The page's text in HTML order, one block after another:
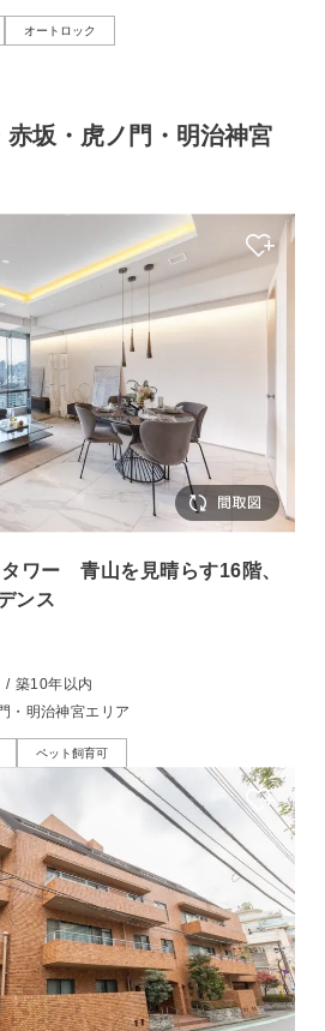
オートロック
赤坂・虎ノ門・明治神宮
ワー 青山を見晴らす16階、
ンス
/ 築10年以内
・明治神宮エリア
ペット飼育可